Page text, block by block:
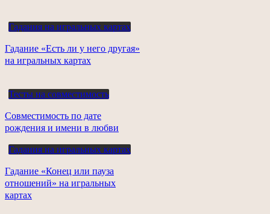
Гадания на игральных картах
Гадание «Есть ли у него другая»
на игральных картах
Тесты на совместимость
Совместимость по дате
рождения и имени в любви
Гадания на игральных картах
Гадание «Конец или пауза
отношений» на игральных
картах